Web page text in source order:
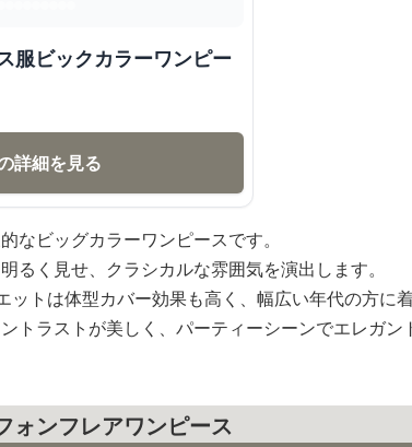
服ビックカラーワンピー
詳細を見る
なビッグカラーワンピースです。
るく見せ、クラシカルな雰囲気を演出します。
ットは体型カバー効果も高く、幅広い年代の方に
トラストが美しく、パーティーシーンでエレガン
ォンフレアワンピース